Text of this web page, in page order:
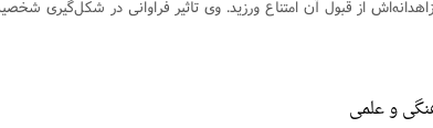
از قبول آن امتناع ورزید. وی تاثیر فراوانی در شکل‌گیری
و علمی